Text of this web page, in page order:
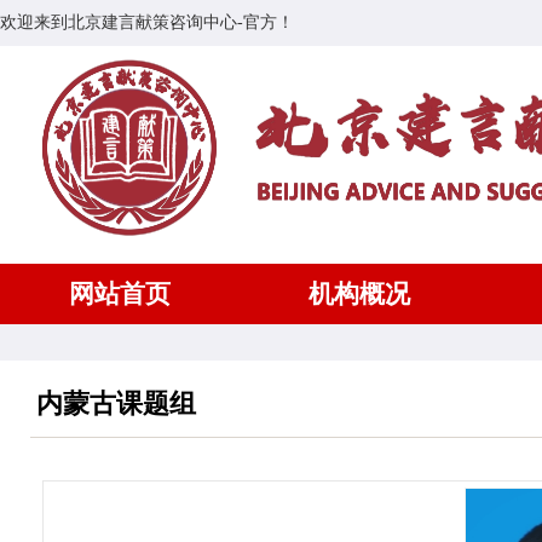
欢迎来到北京建言献策咨询中心-官方！
网站首页 机构概况
内蒙古课题组